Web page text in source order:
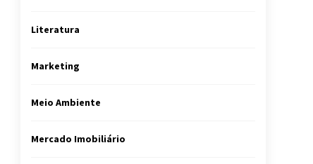
Literatura
Marketing
Meio Ambiente
Mercado Imobiliário